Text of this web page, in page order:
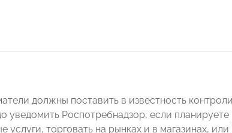
должны поставить в известность
уведомить Роспотребнадзор, если планируете
услуги, торговать на рынках и в магазинах,